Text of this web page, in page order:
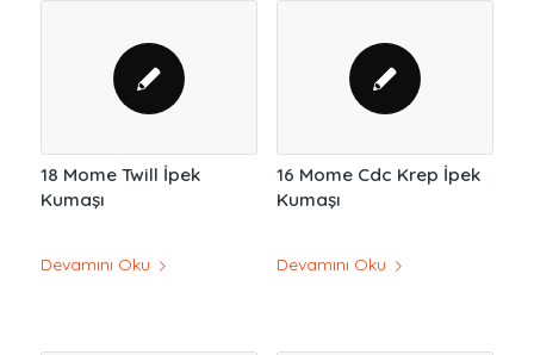
18 Mome Twill İpek
Kumaşı
Devamını Oku
16 Mome Cdc Krep İpek
Kumaşı
Devamını Oku